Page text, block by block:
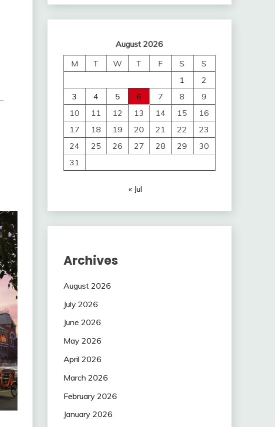
August 2026
M
T W T F S
S
1
2
3
4 5 6 7 8
9
10
11 12 13 14 15
16
17
18 19 20 21 22
23
24
25 26 27 28 29
30
31
« Jul
Archives
August 2026
July 2026
June 2026
May 2026
April 2026
March 2026
February 2026
January 2026